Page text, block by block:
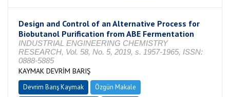
Design and Control of an Alternative Process for
Biobutanol Purification from ABE Fermentation
INDUSTRIAL ENGINEERING CHEMISTRY
RESEARCH, Vol. 58, No. 5, 2019, s. 1957-1965, ISSN:
0888-5885
KAYMAK DEVRİM BARIŞ
Devrim Barış Kaymak
Özgün Makale